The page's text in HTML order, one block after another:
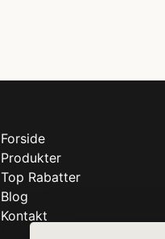
Forside
Produkter
Top Rabatter
Blog
Kontakt